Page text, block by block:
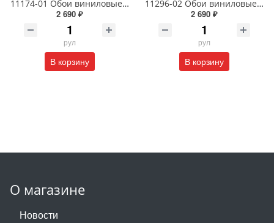
11174-01 Обои виниловые на флизелиновой основе Сорренто1.06 X 10м
2 690 ₽
рул
В корзину
11296-02 Обои виниловые на флизелиновой основе Наоми- уни1.06 X 10м
2 690 ₽
рул
В корзину
О магазине
Новости